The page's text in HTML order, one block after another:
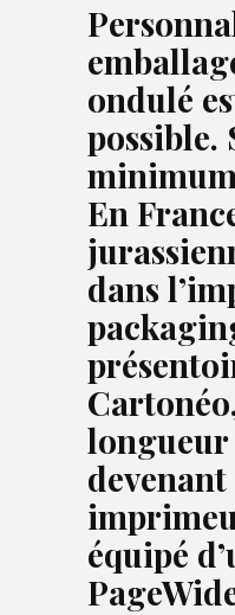
ondulé
possible.
En
dans
longueur
équipé